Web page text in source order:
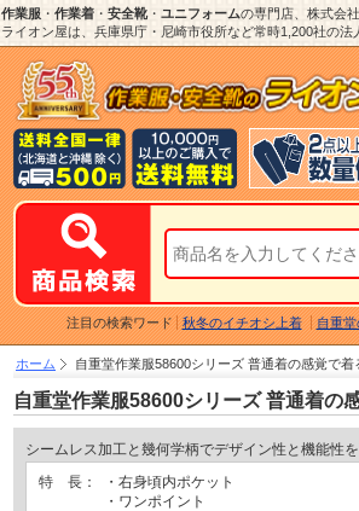
作業服 ・ 作業着 ・ 安全靴・ ユニフォームの専門店、株式会
ライオン屋は、兵庫県庁・尼崎市役所など常時1,200社の
注目の検索ワード 秋冬のイチオシ上着 自重堂
ホーム 自重堂作業服58600シリーズ 普通着の感覚で着
自重堂作業服58600シリーズ 普通着の
シームレス加工と幾何学柄でデザイン性と機能性を
特 長：
・右身頃内ポケット
・ワンポイント